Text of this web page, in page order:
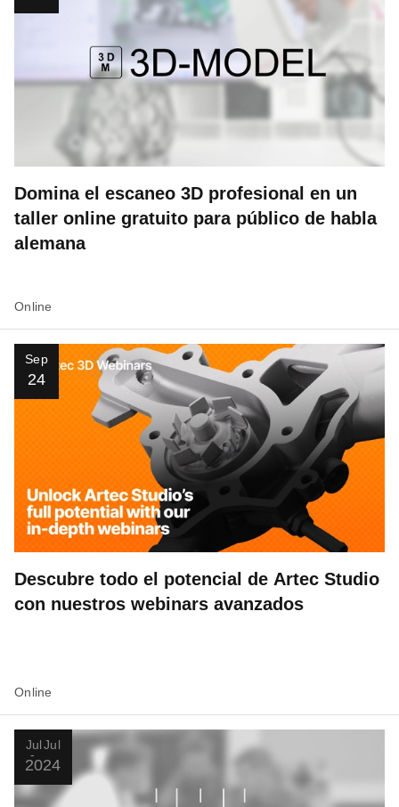
Domina el escaneo 3D profesional en un
taller online gratuito para público de habla
alemana
Online
Sep
24
Descubre todo el potencial de Artec Studio
con nuestros webinars avanzados
Online
Jul
20
Jul
24